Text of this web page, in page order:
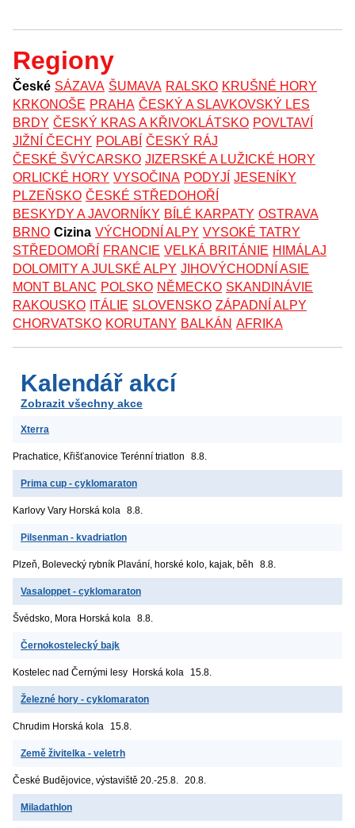
Regiony
České SÁZAVA ŠUMAVA RALSKO KRUŠNÉ HORY
KRKONOŠE PRAHA ČESKÝ A SLAVKOVSKÝ LES
BRDY ČESKÝ KRAS A KŘIVOKLÁTSKO POVLTAVÍ
JIŽNÍ ČECHY POLABÍ ČESKÝ RÁJ
ČESKÉ ŠVÝCARSKO JIZERSKÉ A LUŽICKÉ HORY
ORLICKÉ HORY VYSOČINA PODYJÍ JESENÍKY
PLZEŇSKO ČESKÉ STŘEDOHOŘÍ
BESKYDY A JAVORNÍKY BÍLÉ KARPATY OSTRAVA
BRNO Cizina VÝCHODNÍ ALPY VYSOKÉ TATRY
STŘEDOMOŘÍ
FRANCIE VELKÁ BRITÁNIE HIMÁLAJ
DOLOMITY A JULSKÉ ALPY JIHOVÝCHODNÍ ASIE
MONT BLANC POLSKO NĚMECKO SKANDINÁVIE
RAKOUSKO ITÁLIE SLOVENSKO ZÁPADNÍ ALPY
CHORVATSKO KORUTANY BALKÁN AFRIKA
Kalendář akcí
Zobrazit všechny akce
Xterra
Prachatice, Křišťanovice Terénní triatlon 8.8.
Prima cup - cyklomaraton
Karlovy Vary Horská kola 8.8.
Pilsenman - kvadriatlon
Plzeň, Bolevecký rybník Plavání, horské kolo, kajak, běh 8.8.
Vasaloppet - cyklomaraton
Švédsko, Mora Horská kola 8.8.
Černokostelecký bajk
Kostelec nad Černými lesy Horská kola 15.8.
Železné hory - cyklomaraton
Chrudim Horská kola 15.8.
Země živitelka - veletrh
České Budějovice, výstaviště 20.-25.8. 20.8.
Miladathlon